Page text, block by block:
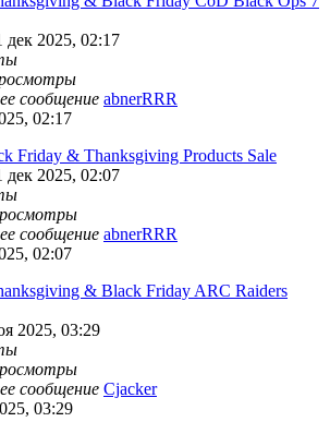
дек 2025, 02:17
сообщение abnerRRR
02:17
Friday & Thanksgiving Products Sale
дек 2025, 02:07
сообщение abnerRRR
02:07
& Black Friday ARC Raiders
2025, 03:29
сообщение Cjacker
03:29